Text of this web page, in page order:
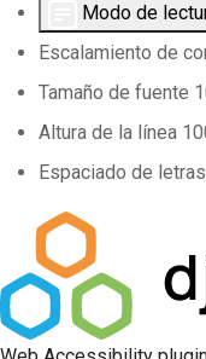
Modo de
Escalamiento de
Tamaño de fuente
Altura de la línea
Espaciado de letras